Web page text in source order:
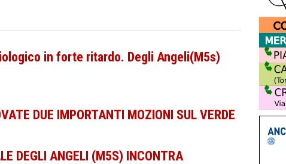
in forte ritardo. Degli Angeli(M5s)
DUE IMPORTANTI MOZIONI SUL VERDE
DEGLI ANGELI (M5S) INCONTRA